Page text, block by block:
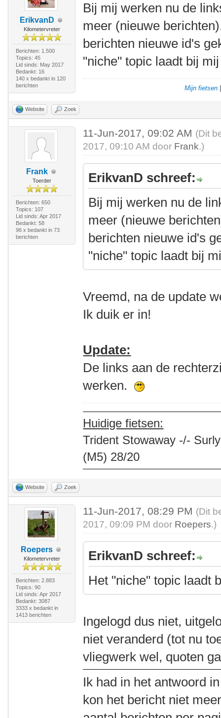
ErikvanD
Kilometervreter
Berichten: 1.500
Topics: 45
Lid sinds: May 2017
Bedankt: 16
140 x bedankt in 120
berichten
Bij mij werken nu de
meer (nieuwe
berichten nieuwe id's
"niche" topic laadt bij
Mijn fietsen
Website Zoek
Frank
Toerder
Berichten: 650
Topics: 107
Lid sinds: Apr 2017
Bedankt: 58
96 x bedankt in 73
berichten
11-Jun-2017, 09:02 AM (Dit
2017, 09:10 AM door Frank.)
ErikvanD schreef:
Bij mij werken nu de
meer (nieuwe
berichten nieuwe id's
"niche" topic laadt bij
Vreemd, na de update
Ik duik er in!
Update:
De links aan de
werken.
Huidige fietsen:
Trident Stowaway -/-
(M5) 28/20
Website Zoek
Roepers
Kilometervreter
Berichten: 2.883
Topics: 90
Lid sinds: Apr 2017
Bedankt: 3087
3333 x bedankt in
1413 berichten
11-Jun-2017, 08:29 PM (Dit
2017, 09:09 PM door Roepers.)
ErikvanD schreef:
Het "niche" topic laadt
Ingelogd dus niet,
niet veranderd (tot nu
vliegwerk wel, quoten
Ik had in het antwoord
kon het bericht niet